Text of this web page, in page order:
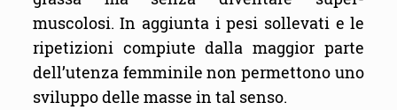
muscolosi. In aggiunta i pesi sollevati e le
ripetizioni compiute dalla maggior parte
dell’utenza femminile non permettono uno
sviluppo delle masse in tal senso.